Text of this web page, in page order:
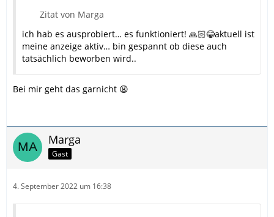
Zitat von Marga
ich hab es ausprobiert… es funktioniert! 🙏🏻😂aktuell ist
meine anzeige aktiv… bin gespannt ob diese auch
tatsächlich beworben wird..
Bei mir geht das garnicht 😩
Marga
Gast
4. September 2022 um 16:38